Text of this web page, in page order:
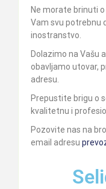
Ne morate brinuti
Vam svu potrebnu
inostranstvo.
Dolazimo na Vašu
obavljamo utovar,
adresu.
Prepustite brigu o
kvalitetnu i
Pozovite nas na
email adresu